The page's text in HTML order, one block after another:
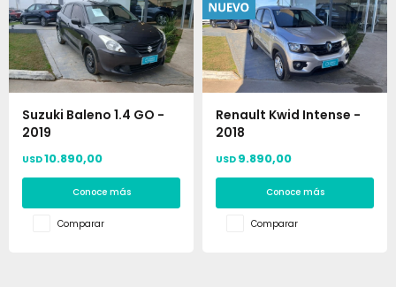
Suzuki Baleno 1.4 GO -
2019
USD10.890,00
Conoce más
Comparar
Renault Kwid Intense -
2018
USD 9.890,00
Conoce más
Comparar